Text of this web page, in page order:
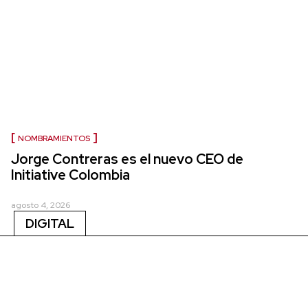
NOMBRAMIENTOS
Jorge Contreras es el nuevo CEO de
Initiative Colombia
agosto 4, 2026
DIGITAL